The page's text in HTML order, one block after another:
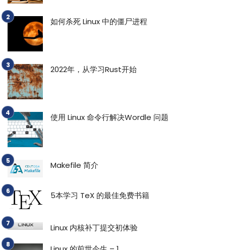
如何杀死 Linux 中的僵尸进程
2022年，从学习Rust开始
使用 Linux 命令行解决Wordle 问题
Makefile 简介
5本学习 TeX 的最佳免费书籍
Linux 内核补丁提交初体验